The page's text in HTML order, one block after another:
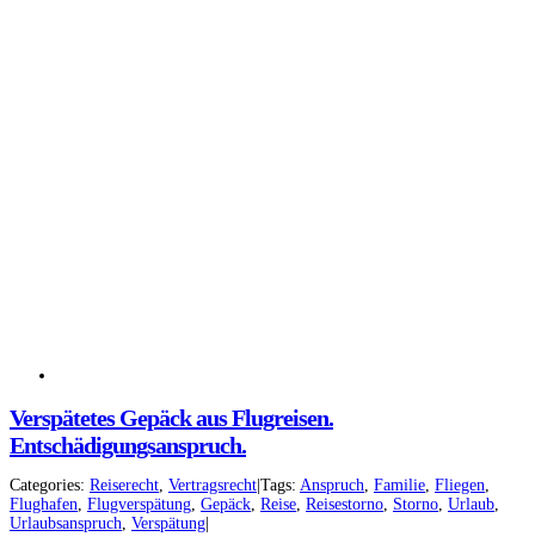
Facebook
Instagram
YouTube
LinkedIn
Verspätetes Gepäck aus Flugreisen.
Entschädigungsanspruch.
Categories: Reiserecht, Vertragsrecht Tags: Anspruch, Familie, Fliegen,
Flughafen, Flugverspätung, Gepäck, Reise, Reisestorno, Storno, Urlaub,
Urlaubsanspruch, Verspätung